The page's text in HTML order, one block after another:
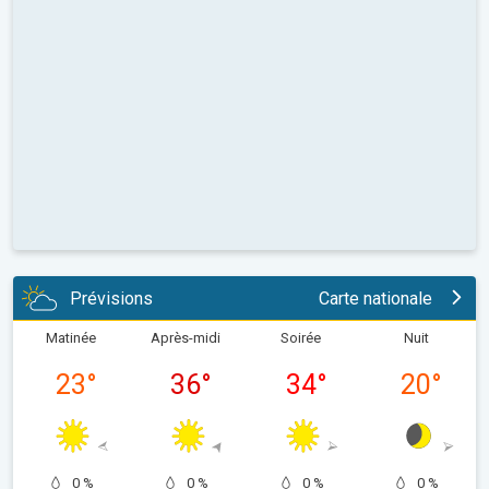
Prévisions Carte nationale
Matinée
23°
0 %
Après-midi
36°
0 %
Soirée
34°
0 %
Nuit
20°
0 %